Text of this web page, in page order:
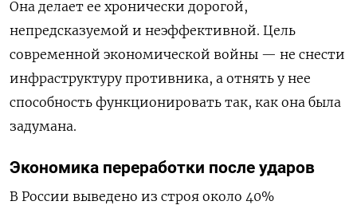
Она делает ее хронически дорогой,
непредсказуемой и неэффективной. Цель
современной экономической войны — не снести
инфраструктуру противника, а отнять у нее
способность функционировать так, как она была
задумана.
Экономика переработки после ударов
В России выведено из строя около 40%